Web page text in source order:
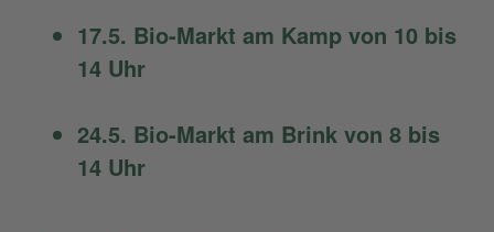
17.5. Bio-Markt am Kamp von 10 bis
14 Uhr
24.5. Bio-Markt am Brink von 8 bis
14 Uhr